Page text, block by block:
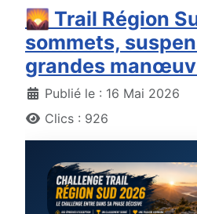
🌄 Trail Région
sommets,
grandes
DétailsPublié le : 16 Mai 2026
Clics : 926